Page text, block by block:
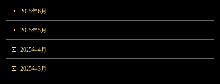
2025年6月
2025年5月
2025年4月
2025年3月